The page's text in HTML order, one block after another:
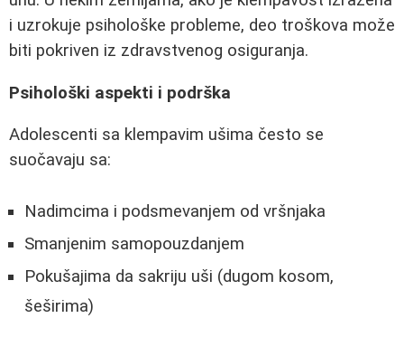
i uzrokuje psihološke probleme, deo troškova može
biti pokriven iz zdravstvenog osiguranja.
Psihološki aspekti i podrška
Adolescenti sa klempavim ušima često se
suočavaju sa:
Nadimcima i podsmevanjem od vršnjaka
Smanjenim samopouzdanjem
Pokušajima da sakriju uši (dugom kosom,
šeširima)